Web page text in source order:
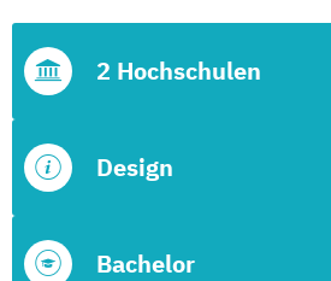
Bachelor
Design
2 Hochschulen